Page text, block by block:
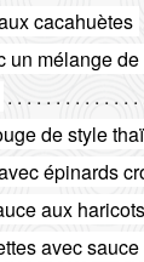
cacahuètes
un mélange
de style thaï
épinards
aux
avec